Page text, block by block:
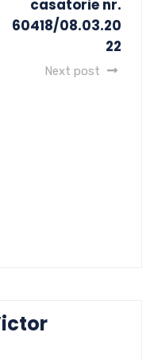
casatorie nr.
60418/08.03.20
22
Next post